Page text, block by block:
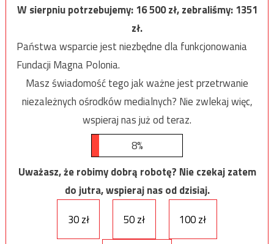
W sierpniu potrzebujemy:16 500zł, zebraliśmy:1351
zł.
Państwa wsparcie jest niezbędne dla funkcjonowania
Fundacji Magna Polonia.
Masz świadomość tego jak ważne jest przetrwanie
niezależnych ośrodków medialnych? Nie zwlekaj więc,
wspieraj nas już od teraz.
8%
Uważasz, że robimy dobrą robotę? Nie czekaj zatem
do jutra, wspieraj nas od dzisiaj.
30 zł
50 zł 100 zł